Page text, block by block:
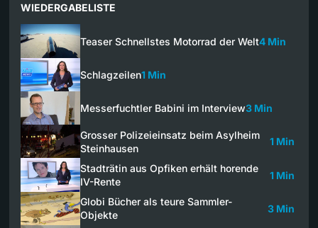
WIEDERGABELISTE
Teaser Schnellstes Motorrad der Welt4 Min
Schlagzeilen1 Min
Messerfuchtler Babini im Interview3 Min
Grosser Polizeieinsatz beim Asylheim
Steinhausen
1 Min
Stadträtin aus Opfiken erhält horende
IV-Rente
1 Min
Globi Bücher als teure Sammler-
Objekte
3 Min